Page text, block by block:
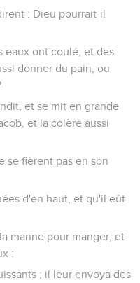
: Dieu pourrait-il
eaux ont coulé, et des
donner du pain, ou
et se mit en grande
et la colère aussi
se fièrent pas en son
d'en haut, et qu'il eût
manne pour manger, et
:
; il leur envoya des